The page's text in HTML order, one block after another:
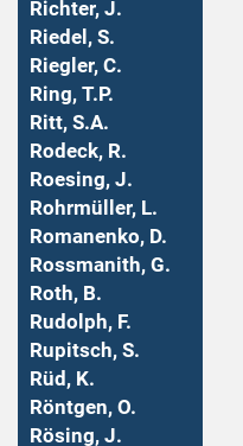
Richter, J.
Riedel, S.
Riegler, C.
Ring, T.P.
Ritt, S.A.
Rodeck, R.
Roesing, J.
Rohrmüller, L.
Romanenko, D.
Rossmanith, G.
Roth, B.
Rudolph, F.
Rupitsch, S.
Rüd, K.
Röntgen, O.
Rösing, J.